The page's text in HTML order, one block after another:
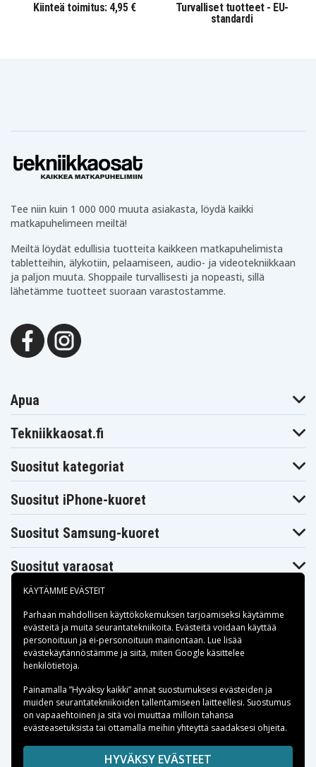
Kiinteä toimitus: 4,95 €
Turvalliset tuotteet - EU-
standardi
Tee niin kuin 1 000 000 muuta asiakasta, löydä kaikki
matkapuhelimeen meiltä!
Meiltä löydät edullisia tuotteita kaikkeen matkapuhelimista
tabletteihin, älykotiin, pelaamiseen, audio- ja videotekniikkaan
ja paljon muuta. Shoppaile turvallisesti ja nopeasti, sillä
lähetämme tuotteet suoraan varastostamme.
Apua
Tekniikkaosat.fi
Suositut kategoriat
Suositut iPhone-kuoret
Suositut Samsung-kuoret
Suositut varaosat
Maksuvaihtoehdot
Toimitusvaihtoehdot
Copyright © 2026, Spares Nordic AB
KÄYTÄMME EVÄSTEIT
Parhaan mahdollisen käyttökokemuksen tarjoamiseksi käytämme
evästeitä ja muita seurantatekniikoita. Evästeitä voidaan käyttää
personoituun ja ei-personoituun mainontaan. Lue lisää
evästekäytännöstämme ja siitä, miten Google käsittelee
henkilötietoja.
Painamalla ”Hyväksy kaikki” annat suostumuksesi evästeiden ja
muiden seurantatekniikoiden tallentamiseen laitteellesi. Suostumus
on vapaaehtoinen ja sitä voi muuttaa milloin tahansa
evästeasetuksista tai ottamalla meihin yhteyttä saadaksesi ohjeita.
HYVÄKSY EVÄSTEET